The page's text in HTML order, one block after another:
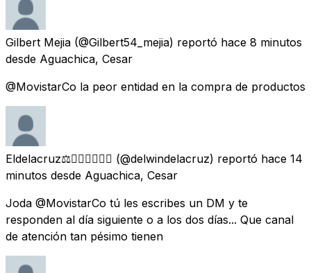
Gilbert Mejia (@Gilbert54_mejia) reportó hace 8 minutos
desde Aguachica, Cesar
@MovistarCo la peor entidad en la compra de productos
Eldelacruz⚖️👨🏽‍⚖️👨🏽‍⚖️ (@delwindelacruz) reportó hace 14
minutos desde Aguachica, Cesar
Joda @MovistarCo tú les escribes un DM y te
responden al día siguiente o a los dos días... Que canal
de atención tan pésimo tienen